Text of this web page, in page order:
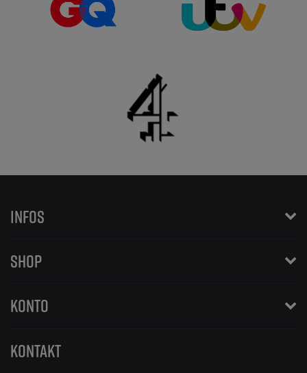
INFOS
SHOP
KONTO
KONTAKT